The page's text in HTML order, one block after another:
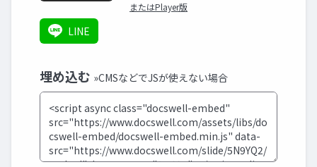
またはPlayer版
LINE
埋め込む »CMSなどでJSが使えない場合